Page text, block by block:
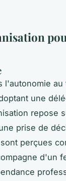
une
repose
prise de
perçues
d'un